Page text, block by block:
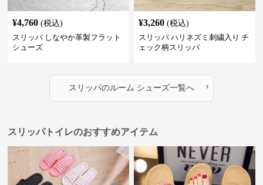
¥4,760 (税込)
スリッパ しなやか革製フラット
シューズ
¥3,260 (税込)
スリッパ ハリネズミ刺繍入り チ
ェック柄スリッパ
スリッパのルーム シューズ一覧へ ›
スリッパトイレのおすすめアイテム